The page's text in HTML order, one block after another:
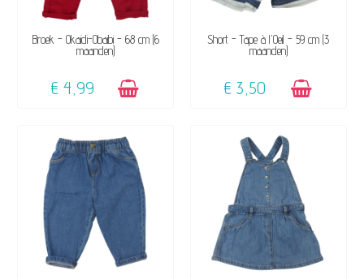
BESCHIKBAAR
Broek - Okaidi-Obaibi - 68 cm (6
maanden)
€ 4,99
BESCHIKBAAR
Short - Tape à l'Oeil - 59 cm (3
maanden)
€ 3,50